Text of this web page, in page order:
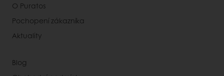
O Puratos
Pochopení zákazníka
Aktuality
Blog